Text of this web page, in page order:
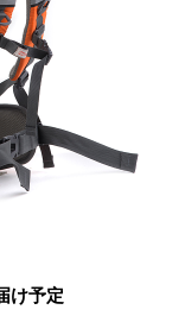
け予定